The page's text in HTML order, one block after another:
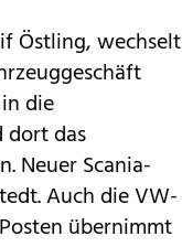
Östling, wechselt
die
dort das
Neuer Scania-
Auch die VW-
übernimmt